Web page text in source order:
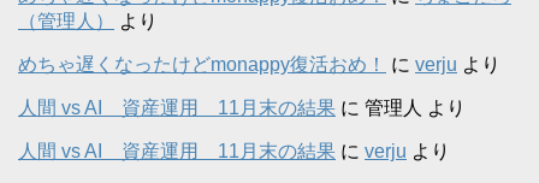
（管理人）
より
めちゃ遅くなったけどmonappy復活おめ！ に verju より
人間 vs AI 資産運用 11月末の結果 に 管理人 より
人間 vs AI 資産運用 11月末の結果 に verju より